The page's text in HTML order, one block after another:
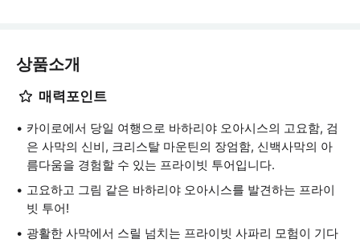
상품소개
매력포인트
카이로에서 당일 여행으로 바하리야 오아시스의 고요함, 검
은 사막의 신비, 크리스탈 마운틴의 장엄함, 신백사막의 아
름다움을 경험할 수 있는 프라이빗 투어입니다.
고요하고 그림 같은 바하리야 오아시스를 발견하는 프라이
빗 투어!
광활한 사막에서 스릴 넘치는 프라이빗 사파리 모험이 기다